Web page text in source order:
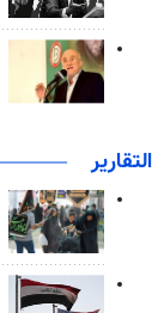
التقارير